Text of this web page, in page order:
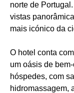
norte de
vistas
mais icónico da
O hotel conta
um oásis de
hóspedes, com
hidromassagem,